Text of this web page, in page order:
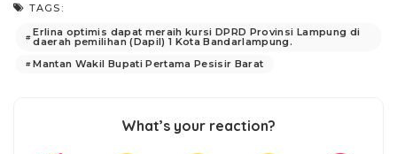
TAGS:
Erlina optimis dapat meraih kursi DPRD Provinsi Lampung di
daerah pemilihan (Dapil) 1 Kota Bandarlampung.
Mantan Wakil Bupati Pertama Pesisir Barat
What’s your reaction?